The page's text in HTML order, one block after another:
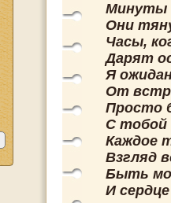
Минуты
Они
Часы,
Дарят
Я
От
Просто
С тобой
Каждое
Взгляд
Быть
И